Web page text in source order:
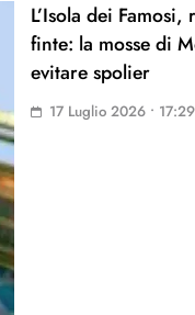
L’Isola dei
finte: la mosse di
evitare spolier
17 Luglio 2026 • 17:29